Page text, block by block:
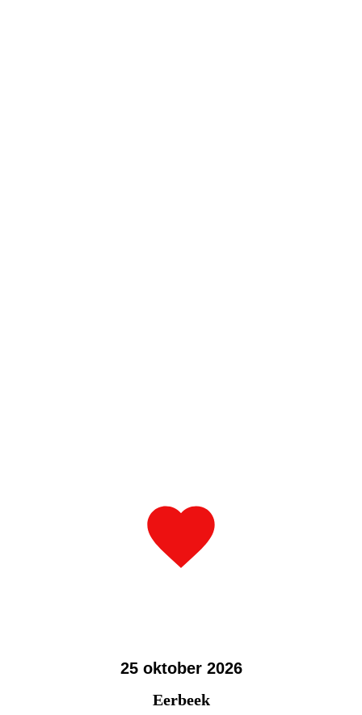
25 oktober 2026
Eerbeek